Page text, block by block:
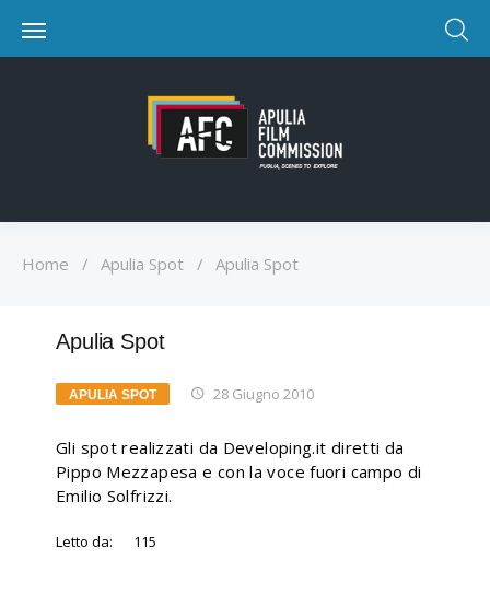
Home / Apulia Spot / Apulia Spot
Apulia Spot
APULIA SPOT 28 Giugno 2010
Gli spot realizzati da Developing.it diretti da
Pippo Mezzapesa e con la voce fuori campo di
Emilio Solfrizzi.
Letto da: 115